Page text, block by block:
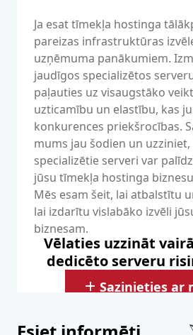
Ja esat tīmekļa hostinga
pareizas infrastruktūras
uzņēmuma panākumiem.
jaudīgos specializētos
paļauties uz visaugstāko
uzticamību un elastību, kas
konkurences priekšrocības.
mums jau šodien un
specializētie serveri var
jūsu tīmekļa hostinga
Mēs esam šeit, lai atbalstītu
lai izdarītu vislabāko izvēli
biznesam.
Vēlaties uzzināt
dedicēto serveru
Sazinieties ar